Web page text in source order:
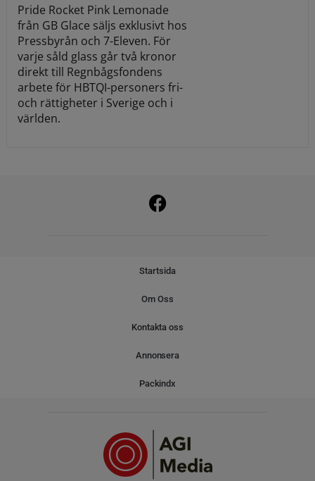
Pride Rocket Pink Lemonade
från GB Glace säljs exklusivt hos
Pressbyrån och 7-Eleven. För
varje såld glass går två kronor
direkt till Regnbågsfondens
arbete för HBTQI-personers fri-
och rättigheter i Sverige och i
världen.
Startsida
Om Oss
Kontakta oss
Annonsera
Packindx